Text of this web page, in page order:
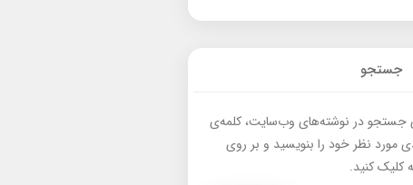
جستجو
جستجو در نوشته‌های وب‌سایت، کلمه‌ی
مورد نظر خود را بنویسید و بر روی
کلیک کنید.